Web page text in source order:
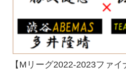
【Mリーグ2022-2023ファ